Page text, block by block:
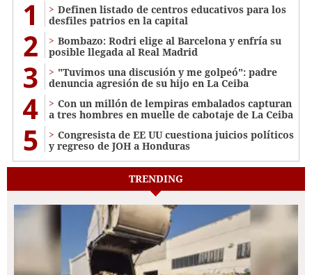
1
Definen listado de centros educativos para los
desfiles patrios en la capital
2
Bombazo: Rodri elige al Barcelona y enfría su
posible llegada al Real Madrid
3
"Tuvimos una discusión y me golpeó": padre
denuncia agresión de su hijo en La Ceiba
4
Con un millón de lempiras embalados capturan
a tres hombres en muelle de cabotaje de La Ceiba
5
Congresista de EE UU cuestiona juicios políticos
y regreso de JOH a Honduras
TRENDING